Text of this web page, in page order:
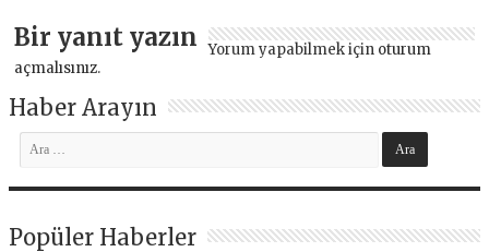
Bir yanıt yazın Yorum yapabilmek için oturum
açmalısınız.
Haber Arayın
Popüler Haberler